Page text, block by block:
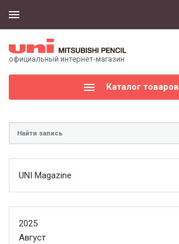
официальный интернет-магазин
Каталог товаров
UNI Magazine
2025
Август